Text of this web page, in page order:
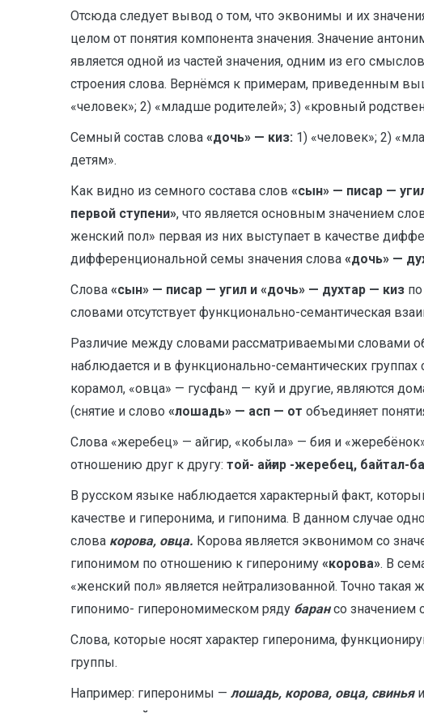
Отсюда следует вывод о том, что эквонимы и их
целом от понятия компонента значения. Значение
является одной из частей значения, одним из его
строения слова. Вернёмся к примерам, приведенным
«человек»; 2) «младше родителей»; 3) «кровный
Семный состав слова «дочь» — киз: 1) «человек»; 2)
детям».
Как видно из семного состава слов «сын» — писар —
первой ступени», что является основным значением
женский пол» первая из них выступает в качестве
дифференциональной семы значения слова «дочь» —
Слова «сын» — писар — угил и «дочь» — духтар — киз
словами отсутствует функционально-семантическая
Различие между словами рассматриваемыми словами
наблюдается и в функционально-семантических
корамол, «овца» — гусфанд — куй и другие, являются
(снятие и слово «лошадь» — асп — от объединяет
Слова «жеребец» — айгир, «кобыла» — бия и
отношению друг к другу: той- айғир -жеребец, байтал-
В русском языке наблюдается характерный факт,
качестве и гиперонима, и гипонима. В данном случае
слова корова, овца. Корова является эквонимом со
гипонимом по отношению к гиперониму «корова». В
«женский пол» является нейтрализованной. Точно
гипонимо- гиперономимеском ряду барансо значением
Слова, которые носят характер гиперонима,
группы.
Например: гиперонимы — лошадь, корова, овца, свинья